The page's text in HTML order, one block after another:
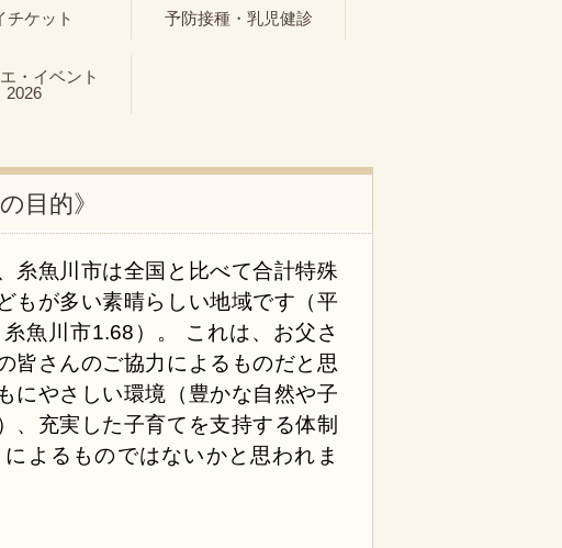
チケット 予防接種・乳児健診
・イベント
2026
目的》
糸魚川市は全国と比べて合計特殊
もが多い素晴らしい地域です（平
魚川市1.68）。 これは、お父さ
皆さんのご協力によるものだと思
にやさしい環境（豊かな自然や子
、充実した子育てを支持する体制
よるものではないかと思われま